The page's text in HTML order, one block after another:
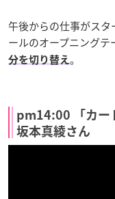
午後からの仕事がスタ
ールのオープニングテ
分を切り替え 。
pm14:00 「カー
坂本真綾さん